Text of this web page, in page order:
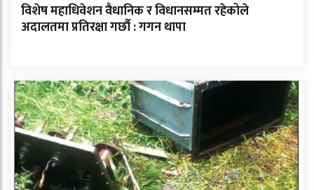
विशेष महाधिवेशन वैधानिक र विधानसम्मत रहेकोले
अदालतमा प्रतिरक्षा गर्छौ : गगन थापा